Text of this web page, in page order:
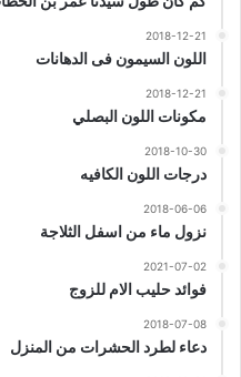
2018-12-21
اللون السيمون فى الدهانات
2018-12-21
مكونات اللون البصلي
2018-10-30
درجات اللون الكافيه
2018-06-06
نزول ماء من اسفل الثلاجة
2021-07-02
فوائد حليب الام للزوج
2018-07-08
دعاء لطرد الحشرات من المنزل